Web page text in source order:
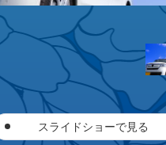
スライドショーで見る